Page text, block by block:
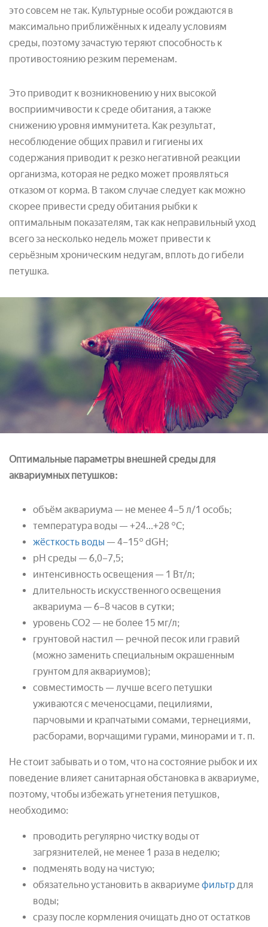
это совсем не так. Культурные особи рождаются в
максимально приближённых к идеалу условиям
среды, поэтому зачастую теряют способность к
противостоянию резким переменам.
Это приводит к возникновению у них высокой
восприимчивости к среде обитания, а также
снижению уровня иммунитета. Как результат,
несоблюдение общих правил и гигиены их
содержания приводит к резко негативной реакции
организма, которая не редко может проявляться
отказом от корма. В таком случае следует как можно
скорее привести среду обитания рыбки к
оптимальным показателям, так как неправильный уход
всего за несколько недель может привести к
серьёзным хроническим недугам, вплоть до гибели
петушка.
Оптимальные параметры внешней среды для
аквариумных петушков:
объём аквариума — не менее 4–5 л/1 особь;
температура воды — +24...+28 °С;
жёсткость воды — 4–15° dGH;
рН среды — 6,0–7,5;
интенсивность освещения — 1 Вт/л;
длительность искусственного освещения
аквариума — 6–8 часов в сутки;
уровень СО2 — не более 15 мг/л;
грунтовой настил — речной песок или гравий
(можно заменить специальным окрашенным
грунтом для аквариумов);
совместимость — лучше всего петушки
уживаются с меченосцами, пецилиями,
парчовыми и крапчатыми сомами, тернециями,
расборами, ворчащими гурами, минорами и т. п.
Не стоит забывать и о том, что на состояние рыбок и их
поведение влияет санитарная обстановка в аквариуме,
поэтому, чтобы избежать угнетения петушков,
необходимо:
проводить регулярно чистку воды от
загрязнителей, не менее 1 раза в неделю;
подменять воду на чистую;
обязательно установить в аквариуме фильтр для
воды;
сразу после кормления очищать дно от остатков